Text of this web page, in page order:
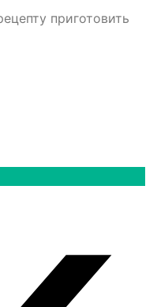
приготовить